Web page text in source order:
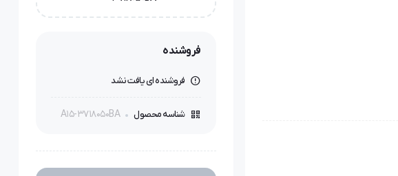
فروشنده
فروشنده ای یافت نشد
شناسه محصول A15-3718050BA